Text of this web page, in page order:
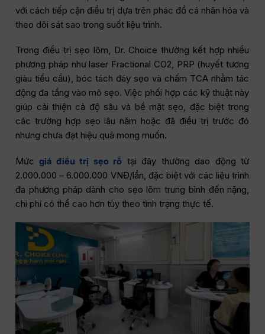
với cách tiếp cận điều trị dựa trên phác đồ cá nhân hóa và
theo dõi sát sao trong suốt liệu trình.
Trong điều trị sẹo lõm, Dr. Choice thường kết hợp nhiều
phương pháp như laser Fractional CO2, PRP (huyết tương
giàu tiểu cầu), bóc tách đáy sẹo và chấm TCA nhằm tác
động đa tầng vào mô sẹo. Việc phối hợp các kỹ thuật này
giúp cải thiện cả độ sâu và bề mặt sẹo, đặc biệt trong
các trường hợp sẹo lâu năm hoặc đã điều trị trước đó
nhưng chưa đạt hiệu quả mong muốn.
Mứcgiá điều trị sẹo rỗ tại đây thường dao động từ
2.000.000 – 6.000.000 VNĐ/lần, đặc biệt với các liệu trình
đa phương pháp dành cho sẹo lõm trung bình đến nặng,
chi phí có thể cao hơn tùy theo tình trạng thực tế.